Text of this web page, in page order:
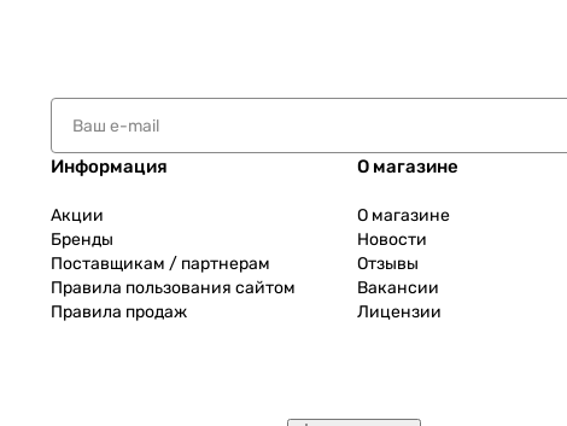
Информация
Акции
Бренды
Поставщикам / партнерам
Правила пользования сайтом
Правила продаж
О магазине
О магазине
Новости
Отзывы
Вакансии
Лицензии